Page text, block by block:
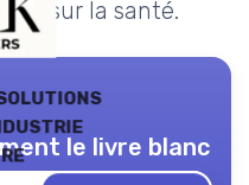
sur la santé.
le livre blanc